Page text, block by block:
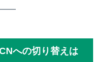
への切り替えは